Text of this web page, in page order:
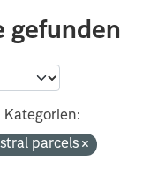
gefunden
Kategorien:
parcels